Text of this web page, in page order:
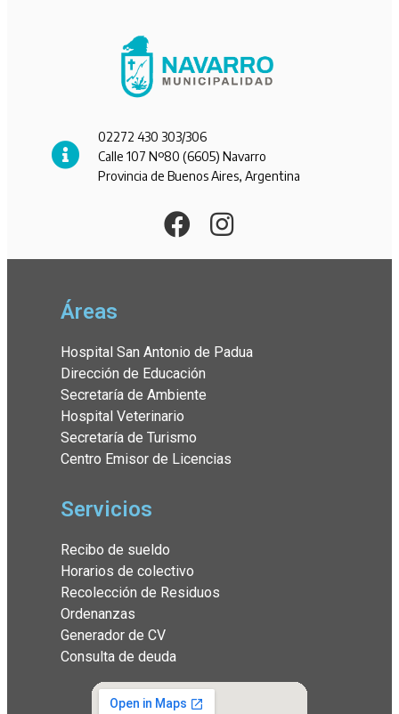
02272 430 303/306
Calle 107 Nº80 (6605) Navarro
Provincia de Buenos Aires, Argentina
Áreas
Hospital San Antonio de Padua
Dirección de Educación
Secretaría de Ambiente
Hospital Veterinario
Secretaría de Turismo
Centro Emisor de Licencias
Servicios
Recibo de sueldo
Horarios de colectivo
Recolección de Residuos
Ordenanzas
Generador de CV
Consulta de deuda